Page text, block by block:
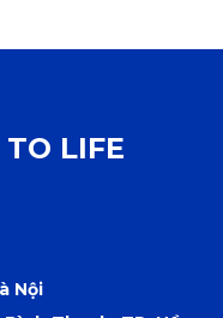
LIFE
Nội